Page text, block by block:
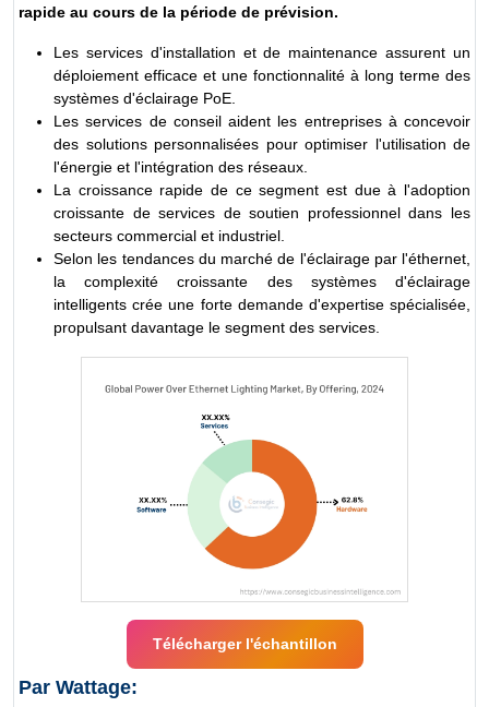
rapide au cours de la période de prévision.
Les services d'installation et de maintenance assurent un
déploiement efficace et une fonctionnalité à long terme des
systèmes d'éclairage PoE.
Les services de conseil aident les entreprises à concevoir
des solutions personnalisées pour optimiser l'utilisation de
l'énergie et l'intégration des réseaux.
La croissance rapide de ce segment est due à l'adoption
croissante de services de soutien professionnel dans les
secteurs commercial et industriel.
Selon les tendances du marché de l'éclairage par l'éthernet,
la complexité croissante des systèmes d'éclairage
intelligents crée une forte demande d'expertise spécialisée,
propulsant davantage le segment des services.
Télécharger l'échantillon
Par Wattage: